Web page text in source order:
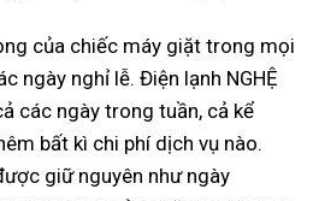
của chiếc máy giặt trong mọi
ngày nghỉ lễ. Điện lạnh NGHỆ
các ngày trong tuần, cả kể
bất kì chi phí dịch vụ nào.
giữ nguyên như ngày